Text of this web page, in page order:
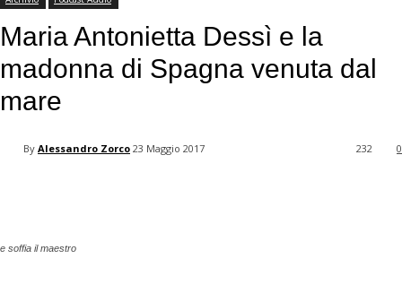
Recover your password
Maria Antonietta Dessì e la
madonna di Spagna venuta dal
mare
By Alessandro Zorco 23 Maggio 2017 0
232
soffia il maestro